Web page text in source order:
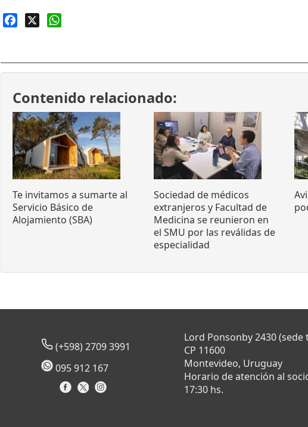
Facebook
Contenido relacionado:
Te invitamos a sumarte al
Servicio Básico de
Alojamiento (SBA)
Sociedad de médicos
extranjeros y Facultad de
Medicina se reunieron en
el SMU por las reválidas de
especialidad
(+598) 2709 3991
095 912 167
Lord Ponsonby 2430
CP 11600
Montevideo, Uruguay
Horario de atención al
17:30 hs.